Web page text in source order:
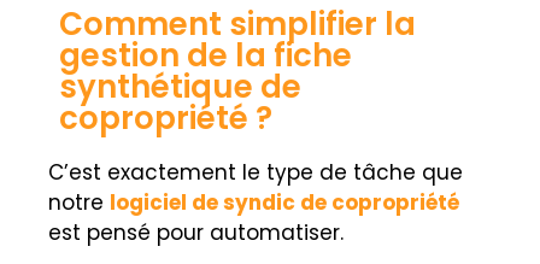
Comment simplifier la
gestion de la fiche
synthétique de
copropriété ?
C’est exactement le type de tâche que
notre logiciel de syndic de copropriété
est pensé pour automatiser.